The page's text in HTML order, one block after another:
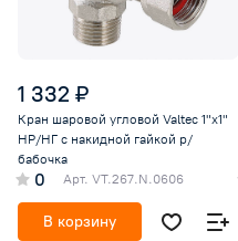
1 332 ₽
Кран шаровой угловой Valtec 1"х1"
НР/НГ с накидной гайкой р/
бабочка
0 Арт. VT.267.N.0606
В корзину